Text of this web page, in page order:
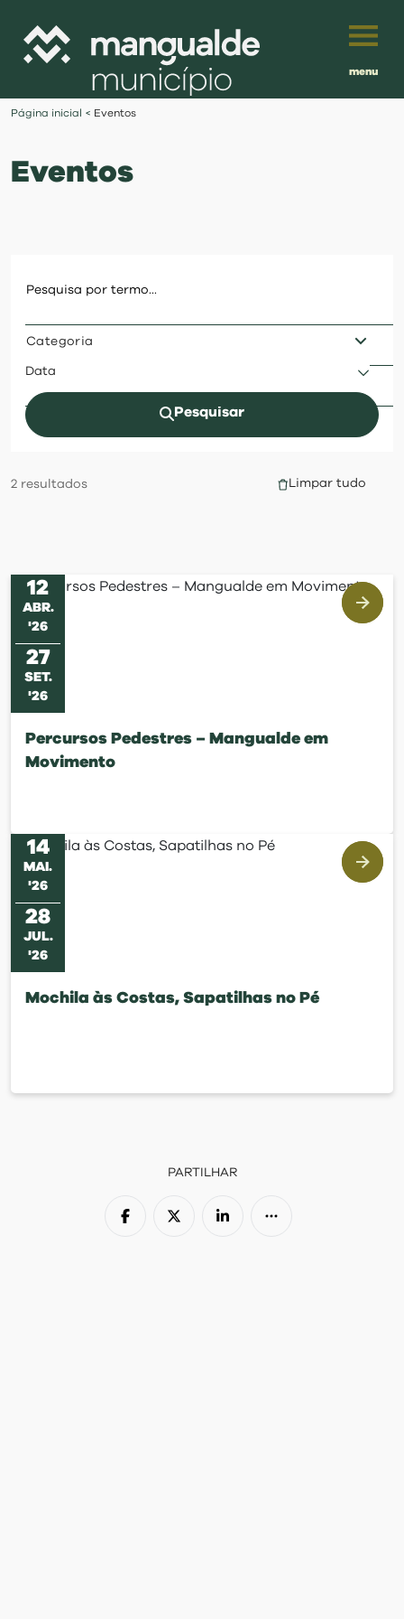
menu
investir
balcão digital
visit
Português
Página inicial < Eventos
Eventos
Categoria
Data
Pesquisar
2 resultados Limpar tudo
12
ABR.
'26
27
SET.
'26
Percursos Pedestres – Mangualde em
Movimento
14
MAI .
'26
28
JUL.
'26
Mochila às Costas, Sapatilhas no Pé
PARTILHAR